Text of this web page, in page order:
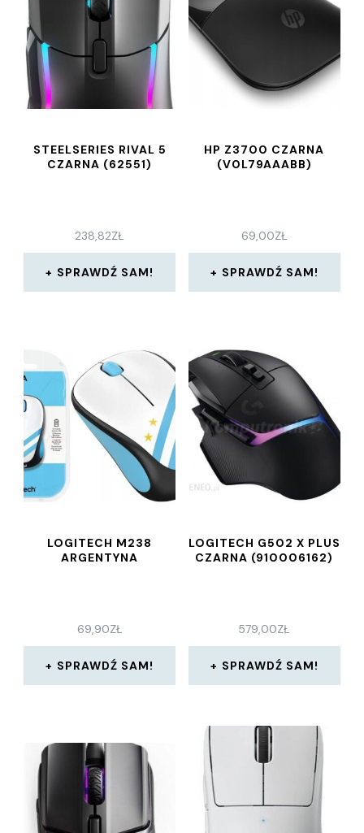
STEELSERIES RIVAL 5
CZARNA (62551)
238,82ZŁ
SPRAWDŹ SAM!
HP Z3700 CZARNA
(V0L79AAABB)
69,00ZŁ
SPRAWDŹ SAM!
LOGITECH M238
ARGENTYNA
69,90ZŁ
SPRAWDŹ SAM!
LOGITECH G502 X PLUS
CZARNA (910006162)
579,00ZŁ
SPRAWDŹ SAM!